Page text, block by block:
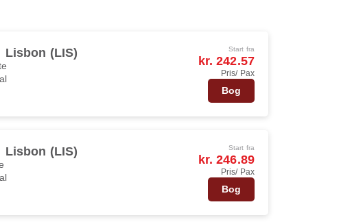
Lisbon (LIS) Start fra
kr. 242.57
Pris/ Pax
Bog
Lisbon (LIS) Start fra
kr. 246.89
Pris/ Pax
Bog